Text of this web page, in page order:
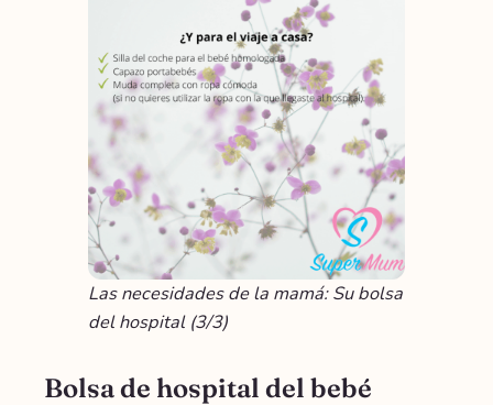
Las necesidades de la mamá: Su bolsa
del hospital (3/3)
Bolsa de hospital del bebé